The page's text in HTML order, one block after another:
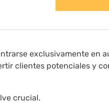
exclusivamente en
clientes potenciales y
crucial.